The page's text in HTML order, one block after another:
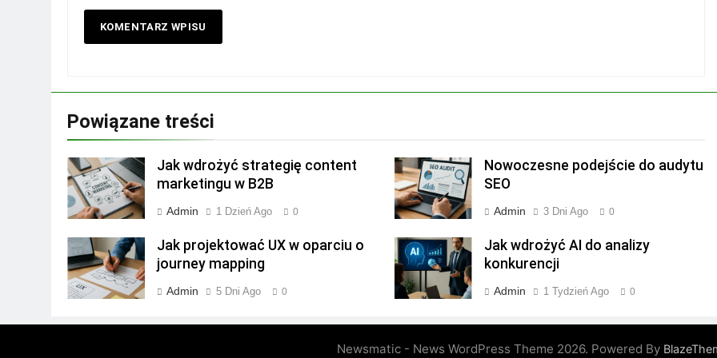
Powiązane treści
Jak wdrożyć strategię content
marketingu w B2B
Admin 1 Dzień Ago 0
Nowoczesne podejście do audytu
SEO
Admin 3 Dni Ago 0
Jak projektować UX w oparciu o
journey mapping
Admin 5 Dni Ago 0
Jak wdrożyć AI do analizy
konkurencji
Admin 1 Tydzień Ago 0
Newsmatic - News WordPress Theme 2026. Powered By